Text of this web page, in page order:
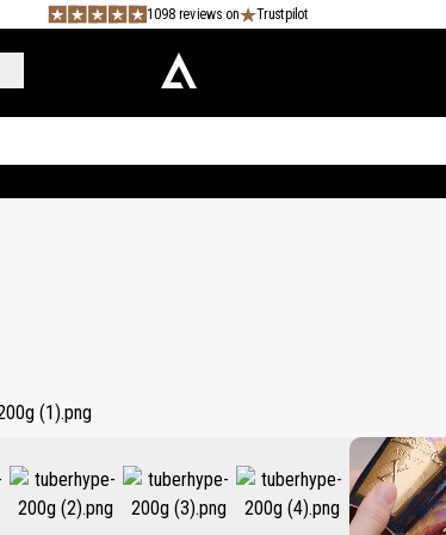
1098 reviews on Trustpilot